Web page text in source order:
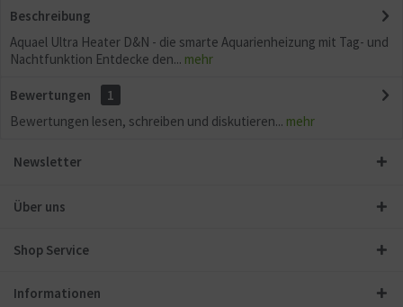
Beschreibung
Aquael Ultra Heater D&N - die smarte Aquarienheizung mit Tag- und
Nachtfunktion Entdecke den... mehr
Bewertungen
1
Bewertungen lesen, schreiben und diskutieren... mehr
Newsletter
Über uns
Shop Service
Informationen